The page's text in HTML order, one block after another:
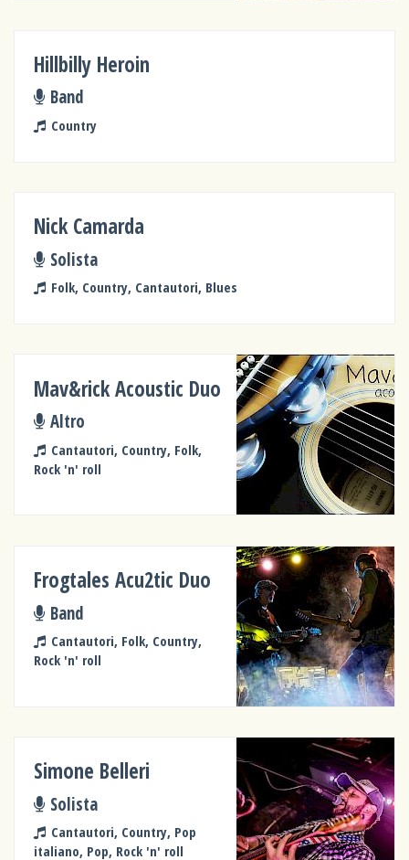
Hillbilly Heroin
Band
Country
Nick Camarda
Solista
Folk, Country, Cantautori, Blues
Mav&rick Acoustic Duo
Altro
Cantautori, Country, Folk,
Rock 'n' roll
Frogtales Acu2tic Duo
Band
Cantautori, Folk, Country,
Rock 'n' roll
Simone Belleri
Solista
Cantautori, Country, Pop
italiano, Pop, Rock 'n' roll